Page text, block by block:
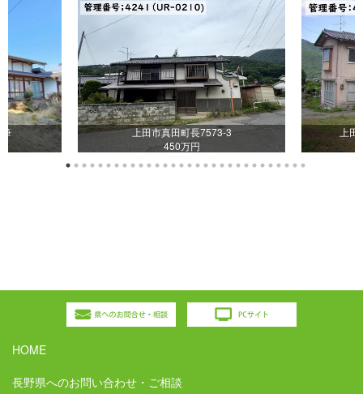
上田市真田町長7573-3
450万円
上
HOME
長野県へのお問い合わせ・ご相談